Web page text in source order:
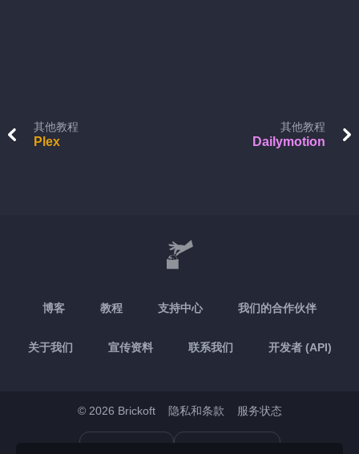
其他教程
Plex
其他教程
Dailymotion
博客 教程 支持中心 我们的合作伙伴
关于我们 宣传资料 联系我们 开发者 (API)
© 2026 Brickoft 隐私和条款 服务状态